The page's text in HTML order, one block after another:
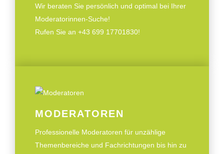
Wir beraten Sie persönlich und optimal bei Ihrer
Moderatorinnen-Suche!
Rufen Sie an +43 699 17701830!
MODERATOREN
Professionelle Moderatoren für unzählige
Themenbereiche und Fachrichtungen bis hin zu